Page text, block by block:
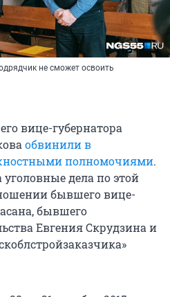
не сможет освоить
вице-губернатора
обвинили в
полномочиями.
дела по этой
бывшего вице-
бывшего
Евгения Скрудзина и